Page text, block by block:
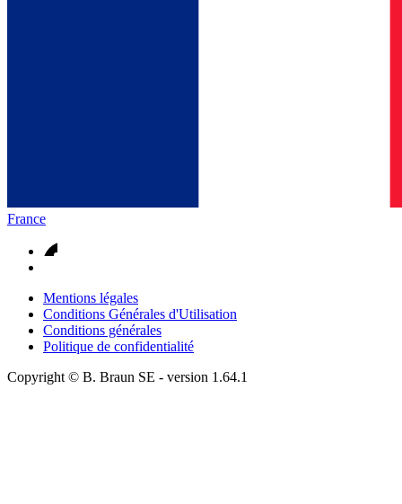
France
Mentions légales
Conditions Générales d'Utilisation
Conditions générales
Politique de confidentialité
Copyright © B. Braun SE - version 1.64.1